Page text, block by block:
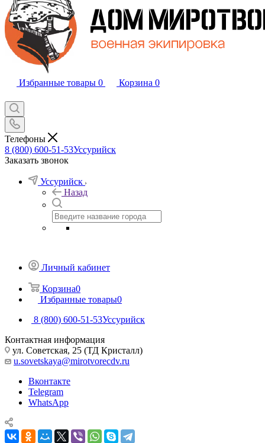
Избранные товары 0 Корзина 0
Телефоны
8 (800) 600-51-53Уссурийск
Заказать звонок
Уссурийск
Назад
Личный кабинет
Корзина0
Избранные товары0
8 (800) 600-51-53Уссурийск
Контактная информация
ул. Советская, 25 (ТД Кристалл)
u.sovetskaya@mirotvorecdv.ru
Вконтакте
Telegram
WhatsApp